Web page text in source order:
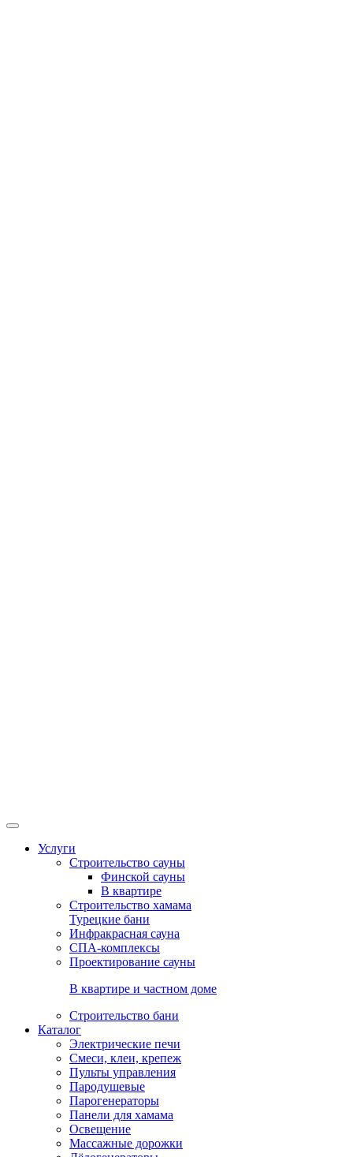
Услуги
Строительство сауны
Финской сауны
В квартире
Строительство хамама
Турецкие бани
Инфракрасная сауна
СПА-комплексы
Проектирование сауны
В квартире и частном доме
Строительство бани
Каталог
Электрические печи
Смеси, клеи, крепеж
Пульты управления
Пародушевые
Парогенераторы
Панели для хамама
Освещение
Массажные дорожки